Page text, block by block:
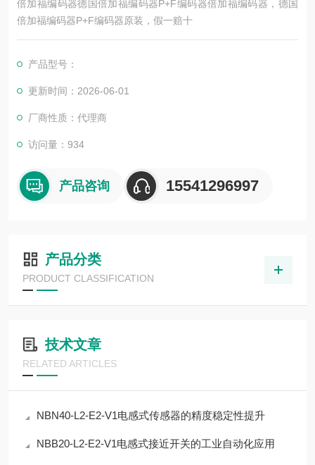
倍加福编码器德国倍加福编码器P+F编码器倍加福编码器，德国
倍加福编码器P+F编码器原装，假一赔十
产品型号：
更新时间：2026-06-01
厂商性质：代理商
访问量：934
产品咨询 15541296997
产品分类
PRODUCT CLASSIFICATION
技术文章
RELATED ARTICLES
NBN40-L2-E2-V1电感式传感器的精度稳定性提升
NBB20-L2-E2-V1电感式接近开关的工业自动化应用